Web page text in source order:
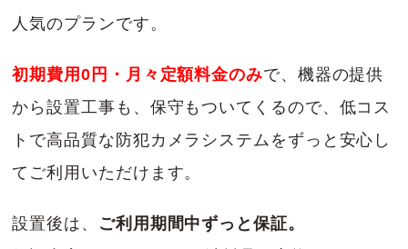
人気のプランです。
初期費用0円・月々定額料金のみで、機器の提供
から設置工事も、保守もついてくるので、低コス
トで高品質な防犯カメラシステムをずっと安心し
てご利用いただけます。
設置後は、
ご利用期間中ずっと保証。